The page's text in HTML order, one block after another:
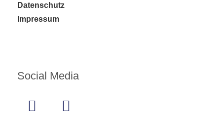
Datenschutz
Impressum
Social Media